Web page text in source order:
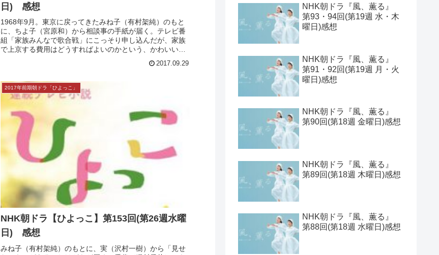
NHK朝ドラ【ひよっこ】第155回(第26週金曜
日) 感想
1968年9月。東京に戻ってきたみね子（有村架純）のもと
に、ちよ子（宮原和）から相談事の手紙が届く。テレビ番
組「家族みんなで歌合戦」にこっそり申し込んだが、家族
で上京する費用はどうすればよいのかという、かわいい悩
2017.09.29
新着レビュー
【2026年1月期クールドラ
マ】ラインナップ一覧とキ
ャスト表と期待値ベスト
見取り八段的 2025年の連続
ドラマをランキングしてみ
た
NHK朝ドラ『風、薫る』
第93・94回(第19週 水・木
曜日)感想
NHK朝ドラ『風、薫る』
第91・92回(第19週 月・火
曜日)感想